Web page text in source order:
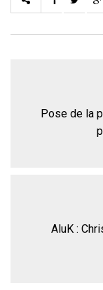
Pose de la
AluK :